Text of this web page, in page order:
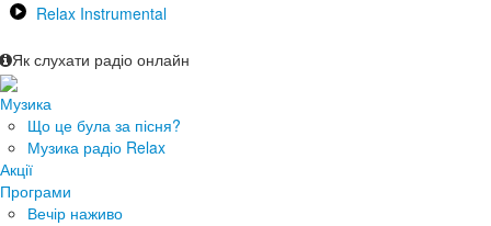
Relax Instrumental
Як слухати радіо онлайн
Музика
Що це була за пісня?
Музика радіо Relax
Акції
Програми
Вечір наживо